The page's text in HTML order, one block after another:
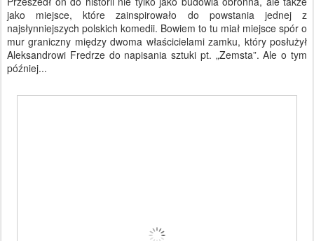
jako miejsce, które zainspirowało do powstania jednej z
najsłynniejszych polskich komedii. Bowiem to tu miał miejsce spór o
mur graniczny między dwoma właścicielami zamku, który posłużył
Aleksandrowi Fredrze do napisania sztuki pt. „Zemsta”. Ale o tym
później...